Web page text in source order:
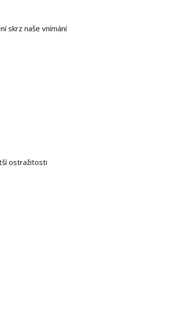
skrz naše vnímání
ostražitosti